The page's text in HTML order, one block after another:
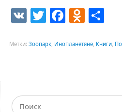
VKTwitter
Метки: Зоопарк, Инопланетяне, Книги,